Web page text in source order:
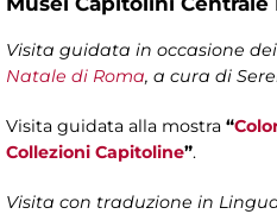
Visita guidata in occasione
Natale di Roma, a cura di
Visita guidata alla mostra “
Collezioni Capitoline”.
Visita con traduzione in